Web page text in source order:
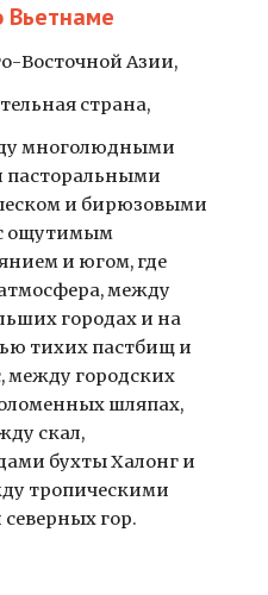
Восточной Азии,
страна,
многолюдными
пасторальными
и бирюзовыми
ощутимым
и югом, где
между
городах и на
тихих пастбищ и
между городских
шляпах,
скал,
бухты Халонг и
тропическими
гор.